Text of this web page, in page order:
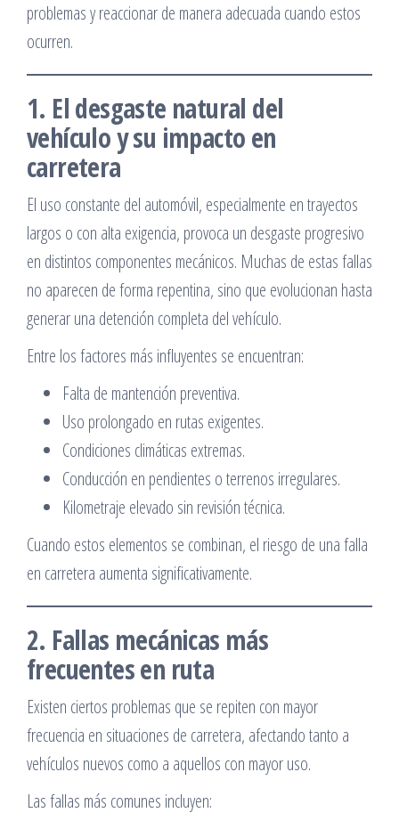
problemas y reaccionar de manera adecuada cuando estos
ocurren.
1. El desgaste natural del
vehículo y su impacto en
carretera
El uso constante del automóvil, especialmente en trayectos
largos o con alta exigencia, provoca un desgaste progresivo
en distintos componentes mecánicos. Muchas de estas fallas
no aparecen de forma repentina, sino que evolucionan hasta
generar una detención completa del vehículo.
Entre los factores más influyentes se encuentran:
Falta de mantención preventiva.
Uso prolongado en rutas exigentes.
Condiciones climáticas extremas.
Conducción en pendientes o terrenos irregulares.
Kilometraje elevado sin revisión técnica.
Cuando estos elementos se combinan, el riesgo de una falla
en carretera aumenta significativamente.
2. Fallas mecánicas más
frecuentes en ruta
Existen ciertos problemas que se repiten con mayor
frecuencia en situaciones de carretera, afectando tanto a
vehículos nuevos como a aquellos con mayor uso.
Las fallas más comunes incluyen: